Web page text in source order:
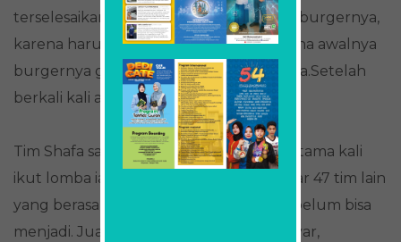
terselesaikan. “Yang paling sulit ya buat burgernya,
karena harus mencoba berkali kali karena awalnya
burgernya gampang pecah,” tegas Shafa.Setelah
berkali kali akhirnya berhasil.
Tim Shafa sangat bersyukur karena pertama kali
ikut lomba ia berhasil menyisihkan sekitar 47 tim lain
yang berasal dari 25 sekolah meskipun belum bisa
menjadi. Juara 1 diraih oleh SMAN 1 Manyar,